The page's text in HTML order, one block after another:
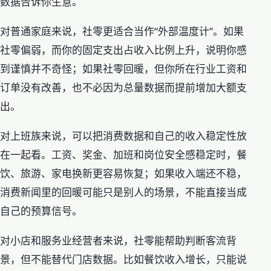
对普通家庭来说，社零更适合当作“外部温度计”。如果
社零偏弱，而你的固定支出占收入比例上升，说明你感
到谨慎并不奇怪；如果社零回暖，但你所在行业工资和
订单没有改善，也不必因为总量数据而提前增加大额支
出。
对上班族来说，可以把消费数据和自己的收入稳定性放
在一起看。工资、奖金、加班和岗位安全感稳定时，餐
饮、旅游、家电换新更容易恢复；如果收入端还不稳，
消费新闻里的回暖可能只是别人的场景，不能直接当成
自己的预算信号。
对小店和服务业经营者来说，社零能帮助判断客流背
景，但不能替代门店数据。比如餐饮收入增长，只能说